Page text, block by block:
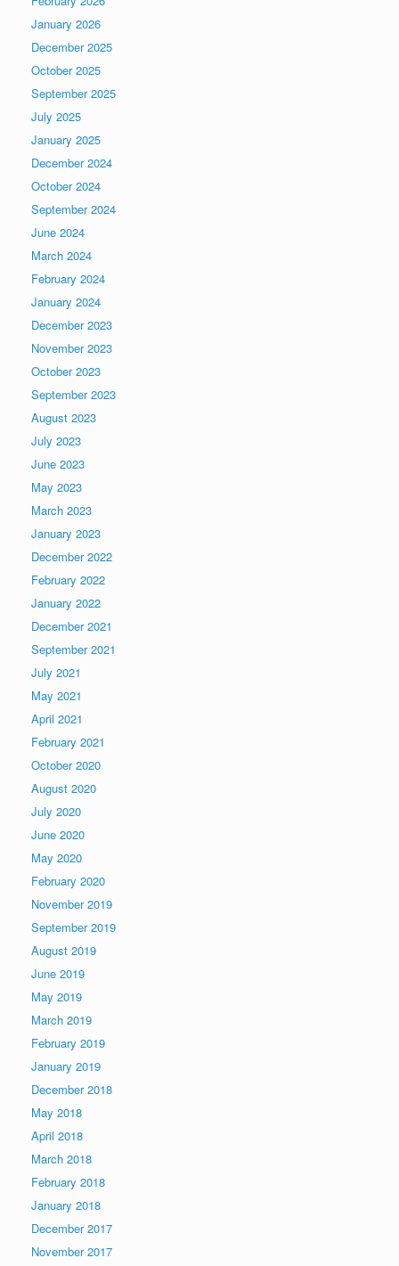
January 2026
December 2025
October 2025
September 2025
July 2025
January 2025
December 2024
October 2024
September 2024
June 2024
March 2024
February 2024
January 2024
December 2023
November 2023
October 2023
September 2023
August 2023
July 2023
June 2023
May 2023
March 2023
January 2023
December 2022
February 2022
January 2022
December 2021
September 2021
July 2021
May 2021
April 2021
February 2021
October 2020
August 2020
July 2020
June 2020
May 2020
February 2020
November 2019
September 2019
August 2019
June 2019
May 2019
March 2019
February 2019
January 2019
December 2018
May 2018
April 2018
March 2018
February 2018
January 2018
December 2017
November 2017